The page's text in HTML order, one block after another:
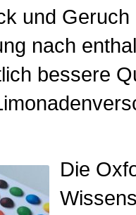
und Geruch
nach
bessere
Die